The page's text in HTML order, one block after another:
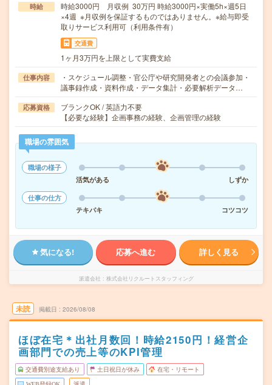
時給
時給3000円 月収例 30万円 時給3000円×実働5h×週5日
×4週 ※月収例を保証するものではありません。※給与即受
取りサービス利用可（利用条件有）
交通費
1ヶ月3万円を上限として実費支給
仕事内容
・スケジュール調整・官公庁や研究開発者との会議参加・
議事録作成・資料作成・データ集計・必要解析データ…
応募資格
ブランクOK / 英語力不要
【必要な経験】企画事務の経験、企画管理の経験
職場の雰囲気
職場の様子
活気がある
しずか
仕事の仕方
テキパキ
コツコツ
気になる! 応募へ進む 詳しく見る
派遣会社 株式会社リクルートスタッフィング
未読 掲載日 2026/08/08
ほぼ在宅＊出社月数回！時給2150円！経営企
画部門での売上等のKPI管理
交通費別途支給あり 土日祝日が休み 在宅・リモート
WEB登録OK 派遣